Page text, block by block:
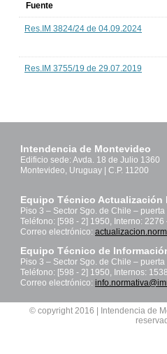
Fuente
Res.IM 3824/24 de 04.09.2024
Res.IM 3755/19 de 29.07.2019
Intendencia de Montevideo
Edificio sede: Avda. 18 de Julio 1360
Montevideo, Uruguay | C.P. 11200
Equipo Técnico Actualización
Piso 3 – Sector Sgo. de Chile – puerta
Teléfono: [598 - 2] 1950, Interno: 2276
Correo electrónico:
Equipo Técnico de
Piso 3 – Sector Sgo. de Chile – puerta
Teléfono: [598 - 2] 1950, Internos:
Correo electrónico:
© copyright 2016 | Intendencia de